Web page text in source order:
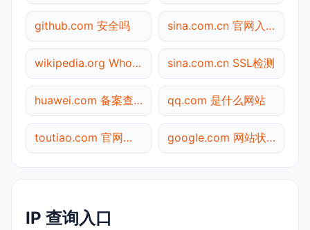
github.com 安全吗 sina.com.cn 官网入口
wikipedia.org Whois查询 sina.com.cn SSL检测
huawei.com 备案查询 qq.com 是什么网站
toutiao.com 官网入口 google.com 网站状态
IP 查询入口